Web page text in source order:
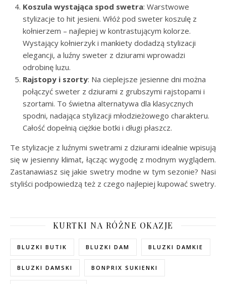
Koszula wystająca spod swetra: Warstwowe
stylizacje to hit jesieni. Włóż pod sweter koszulę z
kołnierzem – najlepiej w kontrastującym kolorze.
Wystający kołnierzyk i mankiety dodadzą stylizacji
elegancji, a luźny sweter z dziurami wprowadzi
odrobinę luzu.
Rajstopy i szorty: Na cieplejsze jesienne dni można
połączyć sweter z dziurami z grubszymi rajstopami i
szortami. To świetna alternatywa dla klasycznych
spodni, nadająca stylizacji młodzieżowego charakteru.
Całość dopełnią ciężkie botki i długi płaszcz.
Te stylizacje z luźnymi swetrami z dziurami idealnie wpisują
się w jesienny klimat, łącząc wygodę z modnym wyglądem.
Zastanawiasz się jakie swetry modne w tym sezonie? Nasi
styliści podpowiedzą też z czego najlepiej kupować swetry.
KURTKI NA RÓŻNE OKAZJE
BLUZKI BUTIK BLUZKI DAM BLUZKI DAMKIE
BLUZKI DAMSKI BONPRIX SUKIENKI